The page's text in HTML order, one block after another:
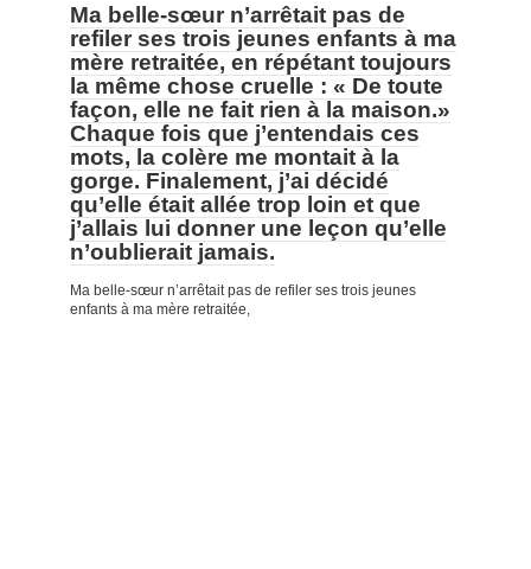
Ma belle-sœur n’arrêtait pas de
refiler ses trois jeunes enfants à ma
mère retraitée, en répétant toujours
la même chose cruelle : « De toute
façon, elle ne fait rien à la maison.»
Chaque fois que j’entendais ces
mots, la colère me montait à la
gorge. Finalement, j’ai décidé
qu’elle était allée trop loin et que
j’allais lui donner une leçon qu’elle
n’oublierait jamais.
Ma belle-sœur n’arrêtait pas de refiler ses trois jeunes
enfants à ma mère retraitée,